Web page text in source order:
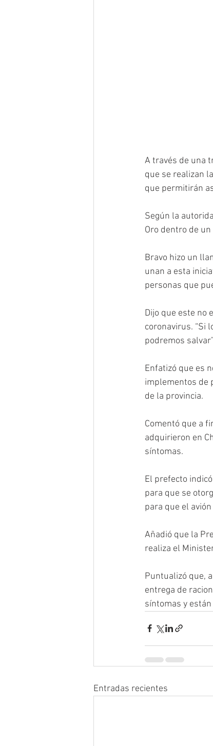
A través de una
que se realizan
que permitirán
Según la
Oro dentro de
Bravo hizo un
unan a esta
personas que
Dijo que este no
coronavirus. “Si
podremos
Enfatizó que es
implementos de
de la provincia.
Comentó que a
adquirieron en
síntomas.
El prefecto
para que se
para que el
Añadió que la
realiza el
Puntualizó que,
entrega de
síntomas y
Entradas recientes